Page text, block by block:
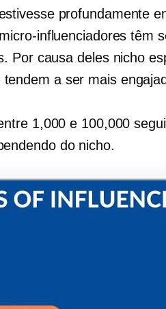
profundamente
micro-influenciadores têm
Por causa deles nicho
a ser mais
1,000 e 100,000
do nicho.